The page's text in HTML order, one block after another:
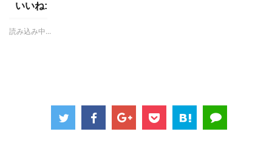
いいね:
読み込み中...